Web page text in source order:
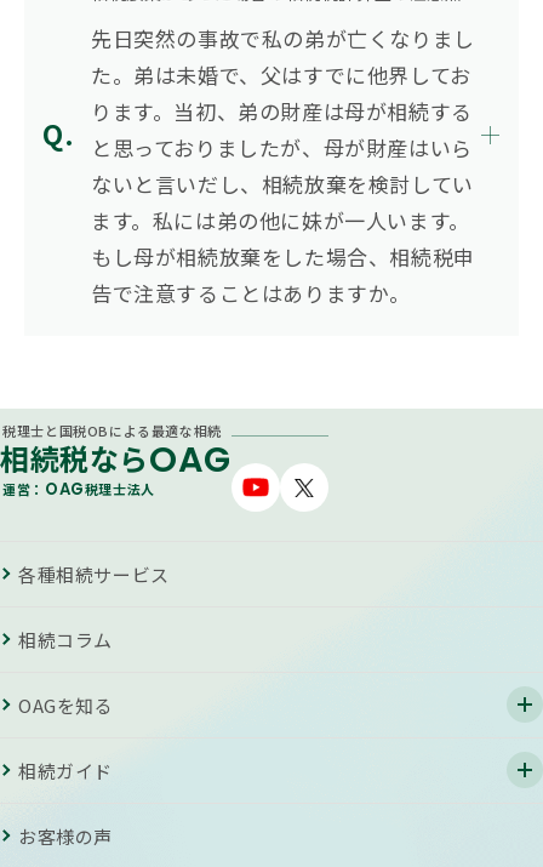
先日突然の事故で私の弟が亡くなりまし
た。弟は未婚で、父はすでに他界してお
ります。当初、弟の財産は母が相続する
と思っておりましたが、母が財産はいら
ないと言いだし、相続放棄を検討してい
ます。私には弟の他に妹が一人います。
もし母が相続放棄をした場合、相続税申
告で注意することはありますか。
税理士と国税OBによる最適な相続
相続税ならOAG
運営： OAG税理士法人
各種相続サービス
相続コラム
お客様の声
OAGを知る
相続ガイド